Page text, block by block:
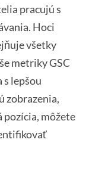
pracujú s
Hoci
všetky
metriky GSC
s lepšou
zobrazenia,
pozícia, môžete